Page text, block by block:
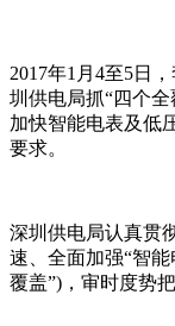
2017年1月4至5日
圳供电局抓“四个
加快智能电表及低
要求。
深圳供电局认真贯
速、全面加强“智
覆盖”)，审时度势